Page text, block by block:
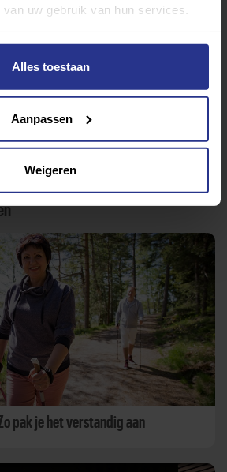
uw gebruik van hun services.
Alles toestaan
Aanpassen
Weigeren
Gezondheid Inspiratie
Tips & tricks
naar nieuwsoverzicht
pak je het verstandig aan